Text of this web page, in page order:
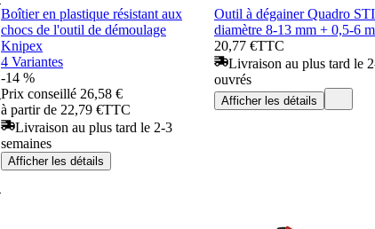
Boîtier en plastique résistant aux
chocs de l'outil de démoulage
Knipex
4 Variantes
-14 %
Prix conseillé 26,58 €
à partir de 22,79 €TTC
Livraison au plus tard le 2-3
semaines
Afficher les détails
Outil à dégainer Quadro
diamètre 8-13 mm + 0,5-6
20,77 €TTC
Livraison au plus tard le
ouvrés
Afficher les détails